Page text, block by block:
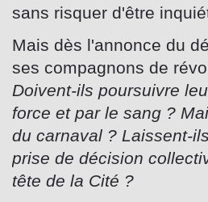
sans risquer d'être
Mais dès l'annonce du
ses compagnons de
Doivent-ils poursuivre
force et par le sang ?
du carnaval ? Laissent-
prise de décision
tête de la Cité ?